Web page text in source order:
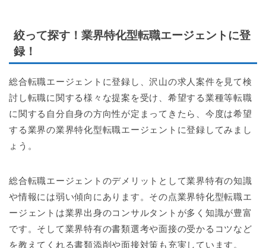
絞って探す！業界特化型転職エージェントに登
録！
総合転職エージェントに登録し、沢山の求人案件を見て検
討し転職に関する様々な提案を受け、希望する業種等転職
に関する自分自身の方向性が定まってきたら、今度は希望
する業界の業界特化型転職エージェントに登録してみまし
ょう。
総合転職エージェントのデメリットとして業界特有の知識
や情報には弱い傾向にあります。その点業界特化型転職エ
ージェントは業界出身のコンサルタントが多く知識が豊富
です。そして業界特有の書類選考や面接の受かるコツなど
を教えてくれる書類添削や面接対策も充実しています。